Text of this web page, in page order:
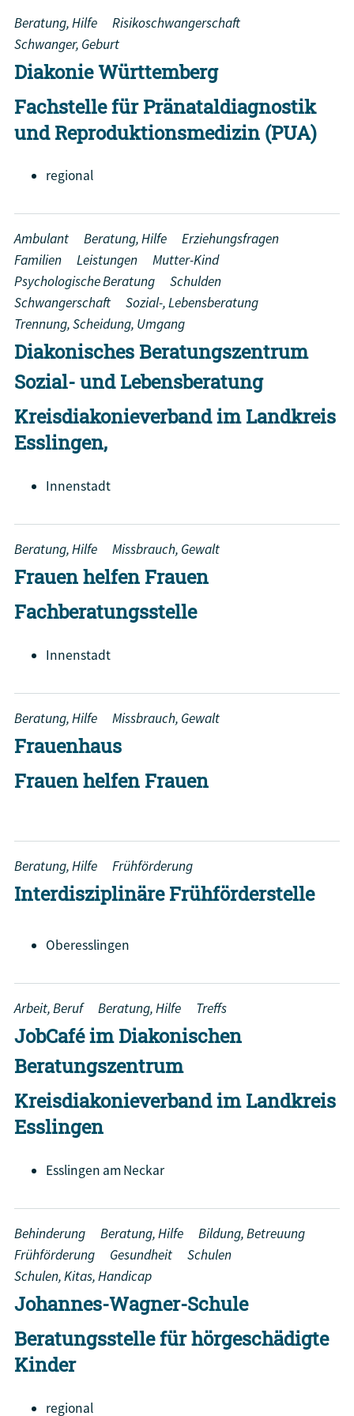
Beratung, Hilfe
Risikoschwangerschaft
Schwanger, Geburt
Diakonie Württemberg
Fachstelle für Pränataldiagnostik
und Reproduktionsmedizin (PUA)
regional
Ambulant Beratung, Hilfe
Erziehungsfragen
Familien
Leistungen
Mutter-Kind
Psychologische Beratung
Schulden
Schwangerschaft
Sozial-, Lebensberatung
Trennung, Scheidung, Umgang
Diakonisches Beratungszentrum
Sozial- und Lebensberatung
Kreisdiakonieverband im Landkreis
Esslingen,
Innenstadt
Beratung, Hilfe Missbrauch, Gewalt
Frauen helfen Frauen
Fachberatungsstelle
Innenstadt
Beratung, Hilfe Missbrauch, Gewalt
Frauenhaus
Frauen helfen Frauen
Beratung, Hilfe Frühförderung
Interdisziplinäre Frühförderstelle
Oberesslingen
Arbeit, Beruf Beratung, Hilfe Treffs
JobCafé im Diakonischen
Beratungszentrum
Kreisdiakonieverband im Landkreis
Esslingen
Esslingen am Neckar
Behinderung Beratung, Hilfe
Bildung, Betreuung
Frühförderung
Gesundheit
Schulen
Schulen, Kitas, Handicap
Johannes-Wagner-Schule
Beratungsstelle für hörgeschädigte
Kinder
regional